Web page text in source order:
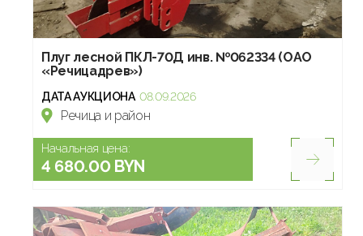
Плуг лесной ПКЛ-70Д инв. №062334 (ОАО
«Речицадрев»)
ДАТА АУКЦИОНА 08.09.2026
Речица и район
Начальная цена:
4 680.00 BYN